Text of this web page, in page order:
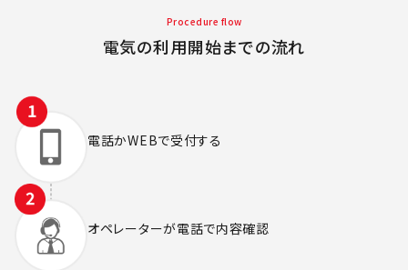
Procedure flow
電気の利用開始までの流れ
電話かWEBで受付する
オペレーターが電話で内容確認